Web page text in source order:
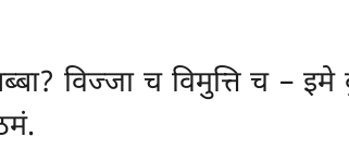
विज्जा च विमुत्ति च –